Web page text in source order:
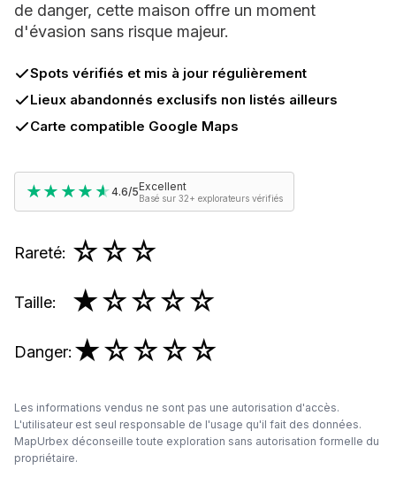
de danger, cette maison offre un moment
d'évasion sans risque majeur.
Spots vérifiés et mis à jour régulièrement
Lieux abandonnés exclusifs non listés ailleurs
Carte compatible Google Maps
★★★★★
★★★★★4.6/5Excellent
Basé sur 32+ explorateurs vérifiés
Rareté: ☆☆☆
Taille: ★☆☆☆☆
Danger: ★☆☆☆☆
Les informations vendus ne sont pas une autorisation d'accès.
L'utilisateur est seul responsable de l'usage qu'il fait des données.
MapUrbex déconseille toute exploration sans autorisation formelle du
propriétaire.